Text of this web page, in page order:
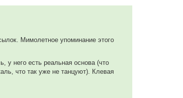
Мимолетное упоминание этого
у него есть реальная основа (что
что так уже не танцуют). Клевая